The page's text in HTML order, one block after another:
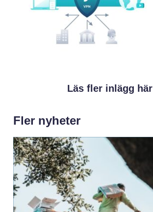
Läs fler inlägg här
Fler nyheter